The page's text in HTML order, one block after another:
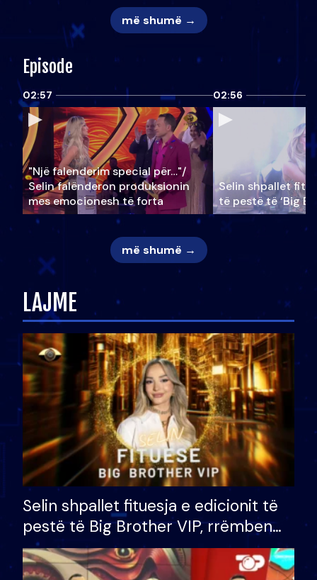
më shumë →
Episode
02:57
"Një falenderim special për…"/
Selin falënderon produksionin
mes emocionesh të forta
02:56
Selin shpallet
të pestë të ‘Big
më shumë →
LAJME
Selin shpallet fituesja e edicionit të
pestë të Big Brother VIP, rrëmben
çmimin e madh prej 100 mijë eurosh